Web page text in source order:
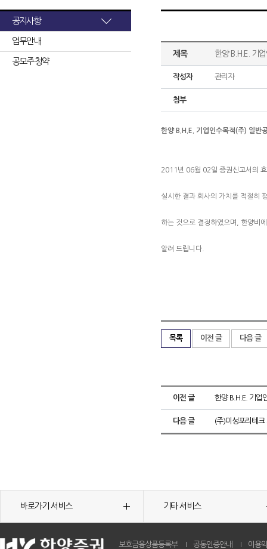
공지사항
업무안내
공모주 청약
제목 한양 B.H.E. 기
작성자 관리자
첨부
한양 B.H.E. 기업인수목적(주) 일반
2011년 06월 02일 증권신고서의
실시한 결과 회사의 가치를 적절히
하는 것으로 결정하였으며, 한양비
알려 드립니다.
목록 이전 글 다음 글
이전 글 한양 B.H.E. 기업
다음 글 (주)미성포리테
바로가기 서비스 기타 서비스
보호금융상품등록부 공동인증안내 이용